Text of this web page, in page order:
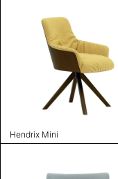
Hendrix Mini